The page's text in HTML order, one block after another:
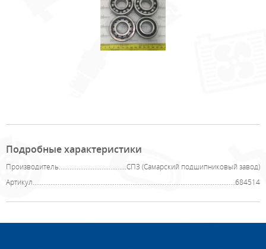
Подробные характеристики
Производитель
СПЗ (Самарский подшипниковый завод)
Артикул
684514